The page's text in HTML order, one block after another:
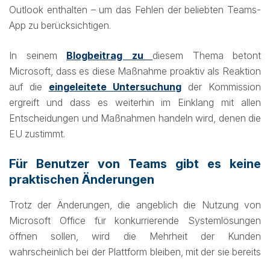
Outlook enthalten – um das Fehlen der beliebten Teams-
App zu berücksichtigen.
In seinem Blogbeitrag zu diesem Thema betont
Microsoft, dass es diese Maßnahme proaktiv als Reaktion
auf die eingeleitete Untersuchung der Kommission
ergreift und dass es weiterhin im Einklang mit allen
Entscheidungen und Maßnahmen handeln wird, denen die
EU zustimmt.
Für Benutzer von Teams gibt es keine
praktischen Änderungen
Trotz der Änderungen, die angeblich die Nutzung von
Microsoft Office für konkurrierende Systemlösungen
öffnen sollen, wird die Mehrheit der Kunden
wahrscheinlich bei der Plattform bleiben, mit der sie bereits